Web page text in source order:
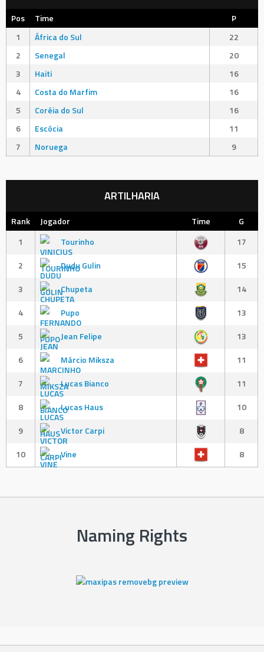
Pos Time
P
1
África do Sul
22
2
Senegal
20
3
Haiti
16
4
Costa do Marfim
16
5
Coréia do Sul
16
6
Escócia
11
7
Noruega 9
ARTILHARIA
Rank Jogador Time
G
1
Tourinho
17
2
Dudu Gulin
15
3
Chupeta
14
4
Pupo
13
5
Jean Felipe
13
6
Márcio Miksza
11
7
Lucas Bianco
11
8
Lucas Haus
10
9
Victor Carpi
8
10
Vine 8
Naming Rights